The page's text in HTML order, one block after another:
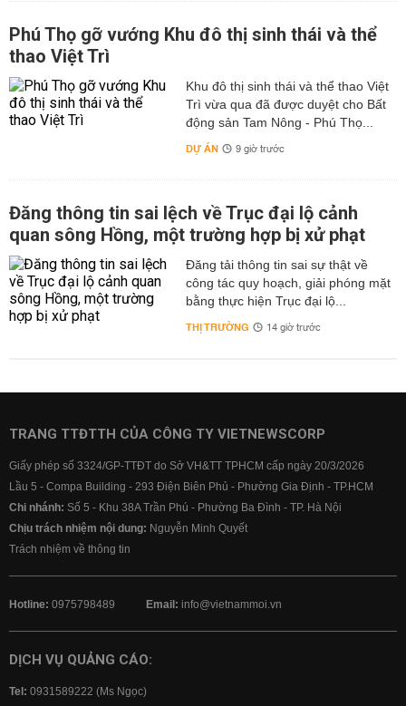
Phú Thọ gỡ vướng Khu đô thị sinh thái và thể
thao Việt Trì
Khu đô thị sinh thái và thể thao Việt
Trì vừa qua đã được duyệt cho Bất
động sản Tam Nông - Phú Thọ...
DỰ ÁN 9 giờ trước
Đăng thông tin sai lệch về Trục đại lộ cảnh
quan sông Hồng, một trường hợp bị xử phạt
Đăng tải thông tin sai sự thật về
công tác quy hoạch, giải phóng mặt
bằng thực hiện Trục đại lộ...
THỊ TRƯỜNG 14 giờ trước
TRANG TTĐTTH CỦA CÔNG TY VIETNEWSCORP
Giấy phép số 3324/GP-TTĐT do Sở VH&TT TPHCM cấp ngày 20/3/2026
Lầu 5 - Compa Building - 293 Điện Biên Phủ - Phường Gia Định - TP.HCM
Chi nhánh: Số 5 - Khu 38A Trần Phú - Phường Ba Đình - TP. Hà Nội
Chịu trách nhiệm nội dung: Nguyễn Minh Quyết
Trách nhiệm về thông tin
Hotline: 0975798489 Email: info@vietnammoi.vn
DỊCH VỤ QUẢNG CÁO:
Tel: 0931589222 (Ms Ngọc)